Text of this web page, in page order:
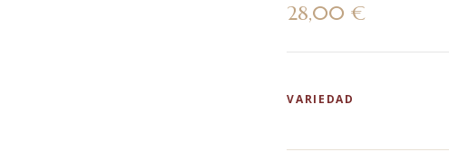
28,00€
VARIEDAD